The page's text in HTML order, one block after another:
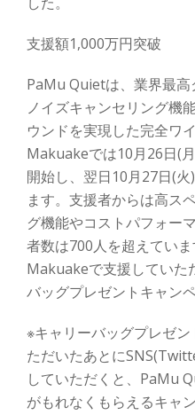
支援額1,000万円突破
PaMu Quietは、業界最
ノイズキャンセリング機
ウンドを実現した完全ワ
Makuakeでは10月26日(
開始し、翌日10月27日(
ます。支援者からは高ス
グ機能やコストパフォー
者数は700人を超えていま
Makuakeで支援していた
バッグプレゼントキャン
※キャリーバッグプレゼ
ただいたあとに
していただくと、PaMu
がもれなくもらえるキャ